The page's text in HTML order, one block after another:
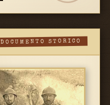
DOCUMENTO STORICO